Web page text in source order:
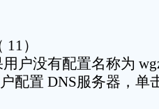
）
户没有配置名称为
配置 DNS服务器，单